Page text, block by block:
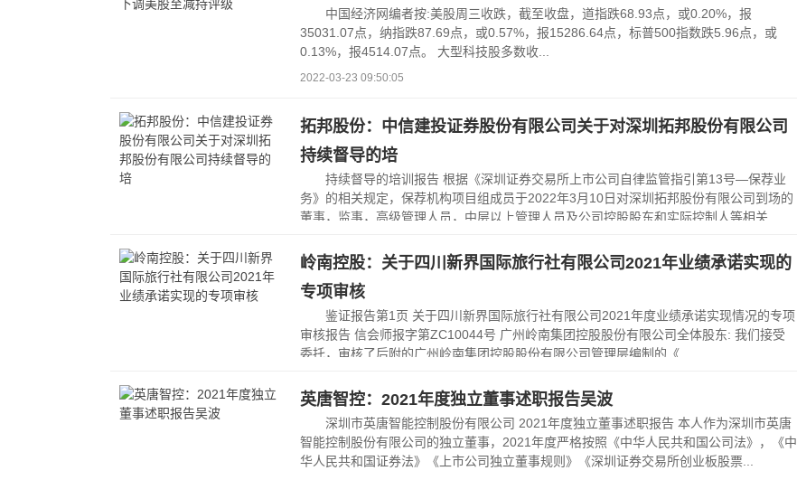
中国经济网编者按:美股周三收跌，截至收盘，道指跌68.93点，或0.20%，报
35031.07点，纳指跌87.69点，或0.57%，报15286.64点，标普500指数跌5.96点，或
0.13%，报4514.07点。 大型科技股多数收...
2022-03-23 09:50:05
拓邦股份：中信建投证券股份有限公司关于对深圳拓邦股份有限公司
持续督导的培
持续督导的培训报告 根据《深圳证券交易所上市公司自律监管指引第13号—保荐业
务》的相关规定，保荐机构项目组成员于2022年3月10日对深圳拓邦股份有限公司到场的
董事，监事，高级管理人员，中层以上管理人员及公司控股股东和实际控制人等相关...
岭南控股：关于四川新界国际旅行社有限公司2021年业绩承诺实现的
专项审核
鉴证报告第1页 关于四川新界国际旅行社有限公司2021年度业绩承诺实现情况的专项
审核报告 信会师报字第ZC10044号 广州岭南集团控股股份有限公司全体股东: 我们接受
委托，审核了后附的广州岭南集团控股股份有限公司管理层编制的《...
英唐智控：2021年度独立董事述职报告吴波
深圳市英唐智能控制股份有限公司 2021年度独立董事述职报告 本人作为深圳市英唐
智能控制股份有限公司的独立董事，2021年度严格按照《中华人民共和国公司法》，《中
华人民共和国证券法》《上市公司独立董事规则》《深圳证券交易所创业板股票...